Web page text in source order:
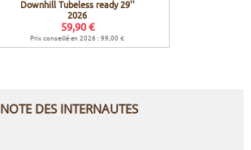
Downhill Tubeless ready 29''
2026
59,90 €
Prix conseillé en 2026 : 99,00 €
NOTE DES INTERNAUTES